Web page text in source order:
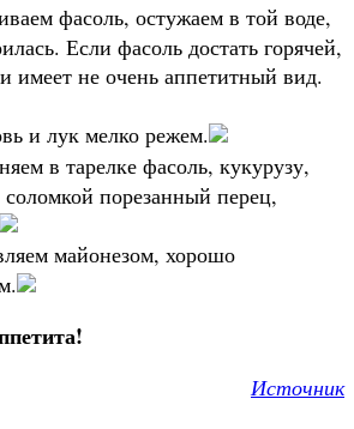
фасоль, остужаем в той воде,
Если фасоль достать горячей,
имеет не очень аппетитный вид.
и лук мелко режем.
в тарелке фасоль, кукурузу,
порезанный перец,
майонезом, хорошо
Источник